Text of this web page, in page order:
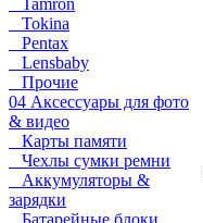
Tamron
Tokina
Pentax
Lensbaby
Прочие
04 Аксессуары для фото
& видео
Карты памяти
Чехлы сумки ремни
Аккумуляторы &
зарядки
Батарейные блоки